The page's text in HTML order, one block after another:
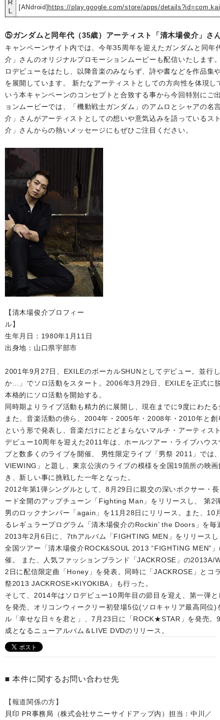
R
L
[ANdroid] https://play.google.com/store/apps/
⑤ガンダムと同年代（35歳）アーティスト「清木場俊介」さ
キャンペーンサイト内では、今年35周年を迎えたガンダムと同
介」さんのオリジナルプロモーションムービーも配信いたします
ロデビューをはたし、以降音楽のみならず、詩や書などを作品集
を展開しています。 新たなアーティストとしての方向性を体現
いう本キャンペーンのコンセプトと合致する事から今回特別にご
ョンムービーでは、「機動戦士ガンダム」のアムロとシャアの名
介」さんがアーティストとしての想いや意気込みを語っているス
介」さんからの熱いメッセージにもぜひご注目ください。
【清木場俊介プロフィー
ル】
生年月日：1980年1月11日
出身地：山口県宇部市
2001年9月27日、EXILEのボーカルSHUNとしてデビュー。並行
か…」でソロ活動をスタート。2006年3月29日、EXILEを正式に
本格的にソロ活動を開始する。
同時期よりライブ活動も精力的に展開し、現在までに9度にわた
また、音楽活動の傍ら、2004年・2005年・2008年・2010年と
という形で発表し、音楽だけにとどまらないマルチ・アーティス
デビュー10周年を迎えた2011年は、ホールツアー・ライブハウ
ブと数多くのライブを開催、 男性限定ライブ「男祭 2011」では
VIEWING」と題し、東京公演のライブの模様を全国19箇所の映
き、新しい事に挑戦した一年となった。
2012年第1弾シングルとして、8月29日に親交の深いボクサー・
ード全開のアップチューン「Fighting Man」をリリースし、 第2
男のロックナンバー「again」を11月28日にリリース。また、
るレギュラープログラム「清木場俊介のRockin’ the Doors」を毎
2013年2月6日に、7thアルバム「FIGHTING MEN」をリリース
全国ツアー「清木場俊介ROCK&SOUL 2013 “FIGHTING MEN”
催。 また、人気ファッションブランド「JACKROSE」の2013A/
2日に配信限定曲「Honey」を発表。同時に「JACKROSE」とコ
祭2013 JACKROSE×KIYOKIBA」も行った。
そして、2014年はソロデビュー10周年目の節目を迎え、第一弾
を発売、オリコンウィークリー初登場5位(ソロキャリア最高同位
ル「幸せな日々を君と」、7月23日に「ROCK★STAR」を発売
成となるニューアルバム＆LIVE DVDのリリース。
■ 本件に関するお問い合わせ先
【報道関係の方】
貝印 PR事務局（株式会社サニーサイドアップ内）担当：中川／